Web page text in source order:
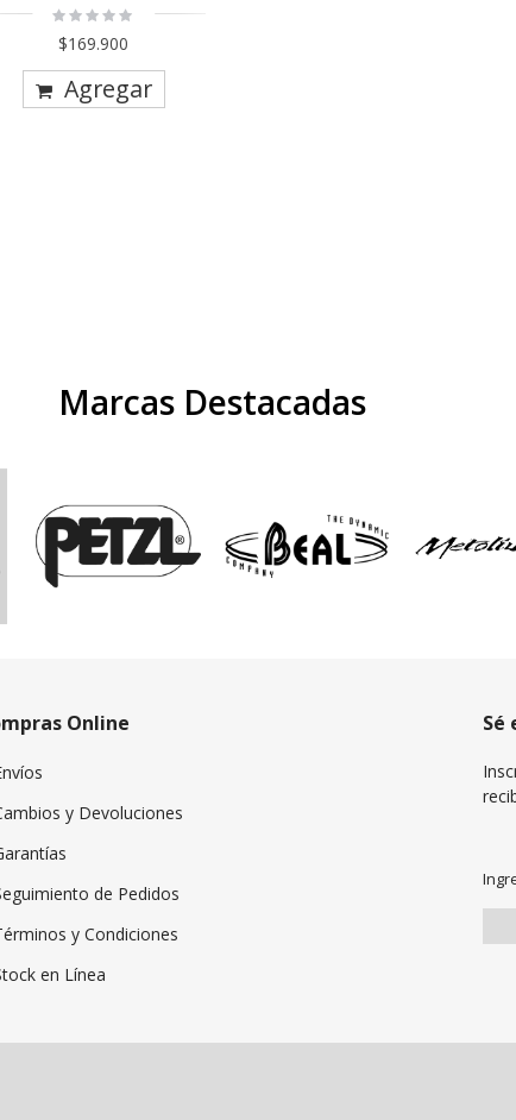
Rating:
$169.900
Agregar
Marcas Destacadas
Online
y Devoluciones
de Pedidos
y Condiciones
en Línea
Sé